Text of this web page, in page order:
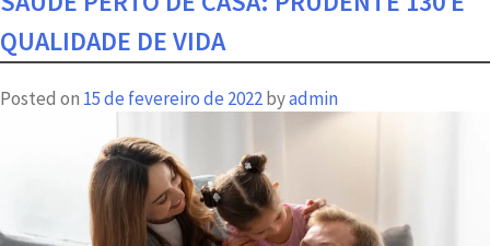
QUALIDADE DE VIDA
Posted on 15 de fevereiro de 2022byadmin